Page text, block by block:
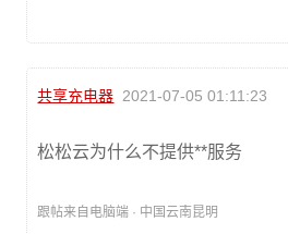
共享充电器 2021-07-05 01:11:23
松松云为什么不提供**服务
跟帖来自电脑端 · 中国云南昆明